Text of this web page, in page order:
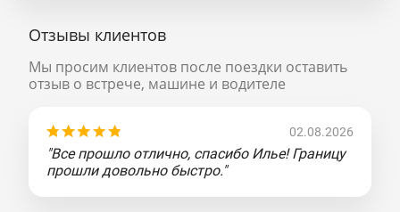
Отзывы клиентов
Мы просим клиентов после поездки оставить
отзыв о встрече, машине и водителе
02.08.2026
"Все прошло отлично, спасибо Илье! Границу
прошли довольно быстро."